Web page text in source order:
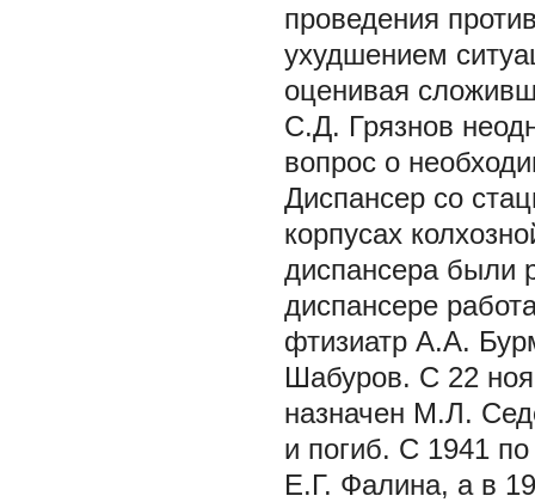
проведения
ухудшением
оценивая
С.Д. Грязнов
вопрос о
Диспансер со
корпусах
диспансера были
диспансере
фтизиатр А.А.
Шабуров. С 22
назначен М.Л.
и погиб. С 1941 по
Е.Г. Фалина, а в